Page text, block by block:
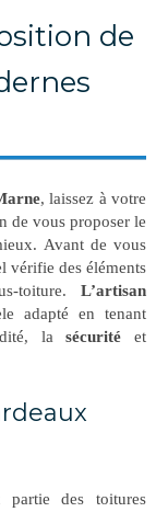
de
, laissez à votre
de vous proposer le
Avant de vous
vérifie des éléments
toiture. L’artisan
adapté en tenant
lasécurité et
des toitures